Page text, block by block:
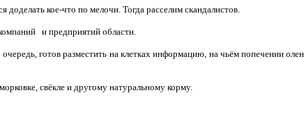
кое-что по мелочи. Тогда расселим скандалистов.
и предприятий области.
готов разместить на клетках информацию, на чьём попечении
свёкле и другому натуральному корму.